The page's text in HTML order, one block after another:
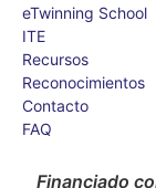
eTwinning School
ITE
Recursos
Reconocimientos
Contacto
FAQ
Financiado